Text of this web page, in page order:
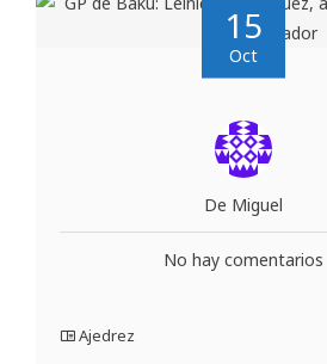
15
Oct
De Miguel
No hay comentarios
Ajedrez